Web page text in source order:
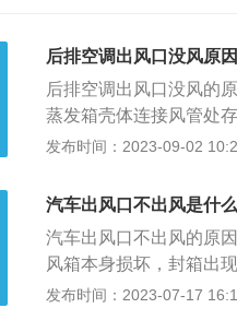
后排空调出风口没风原因
后排空调出风口没风的
蒸发箱壳体连接风管处
漏风处泄露，也就导致
是位于鼓风机进气口的
经过空调滤芯。但是空
芯，那么空调滤芯上很
气体流量变小，后排空
物即可，要定时检查空
发布时间：2023-09-02
汽车出风口不出风是什
汽车出风口不出风的原
风箱本身损坏，封箱出
拆装进行检查更换。滤
发布时间：2023-07-17